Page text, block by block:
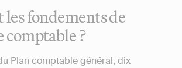
les fondements de
comptable ?
Plan comptable général, dix